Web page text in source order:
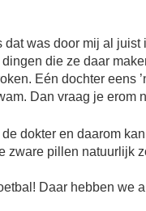
was door mij al
die ze daar
Eén dochter eens
Dan vraag je erom
dokter en daarom
zware pillen natuurlijk
Daar hebben we